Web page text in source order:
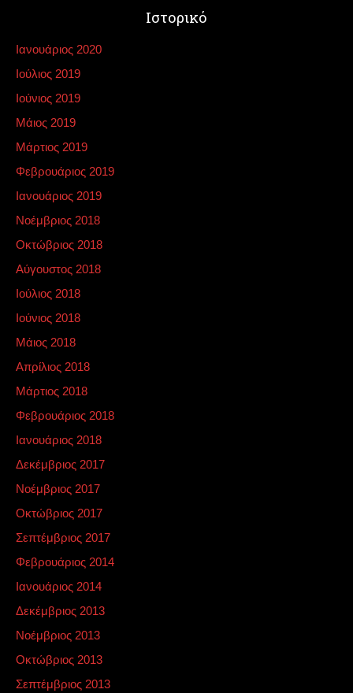
Ιστορικό
Ιανουάριος 2020
Ιούλιος 2019
Ιούνιος 2019
Μάιος 2019
Μάρτιος 2019
Φεβρουάριος 2019
Ιανουάριος 2019
Νοέμβριος 2018
Οκτώβριος 2018
Αύγουστος 2018
Ιούλιος 2018
Ιούνιος 2018
Μάιος 2018
Απρίλιος 2018
Μάρτιος 2018
Φεβρουάριος 2018
Ιανουάριος 2018
Δεκέμβριος 2017
Νοέμβριος 2017
Οκτώβριος 2017
Σεπτέμβριος 2017
Φεβρουάριος 2014
Ιανουάριος 2014
Δεκέμβριος 2013
Νοέμβριος 2013
Οκτώβριος 2013
Σεπτέμβριος 2013